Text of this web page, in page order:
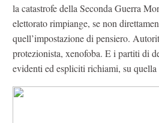
la catastrofe della Seconda Guerra
elettorato rimpiange, se non
quell’impostazione di pensiero.
protezionista, xenofoba. E i partiti di
evidenti ed espliciti richiami, su